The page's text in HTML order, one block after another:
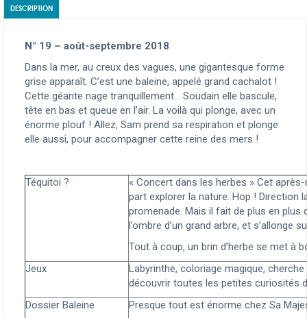
DESCRIPTION
N° 19 – août-septembre 2018
Dans la mer, au creux des vagues, une gigantesque forme
grise apparaît. C’est une baleine, appelé grand cachalot !
Cette géante nage tranquillement… Soudain elle bascule,
tête en bas et queue en l’air. La voilà qui plonge, avec un
énorme plouf ! Allez, Sam prend sa respiration et plonge
elle aussi, pour accompagner cette reine des mers !
Téquitoi ?
« Concert dans les herbes » Cet
part explorer la nature. Hop ! Direction
promenade. Mais il fait de plus en plus
l’ombre d’un grand arbre, et s’allonge
Tout à coup, un brin d’herbe se met à
Jeux
Labyrinthe, coloriage magique,
découvrir toutes les petites curiosités
Dossier Baleine
Presque tout est énorme chez Sa